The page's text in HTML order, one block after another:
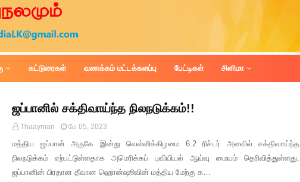
கட்டுரைகள் வணக்கம் மட்டக்களப்பு பேட்டிகள் சினிமா
ஜப்பானில் சக்திவாய்ந்த நிலநடுக்கம்!!
Thaayman மே 05, 2023
மத்திய ஜப்பான் அருகே இன்று வெள்ளிக்கிழமை 6.2 ரிச்டர் அளவில் சக்திவாய்ந்த
நிலநடுக்கம் ஏற்பட்டுள்ளதாக அமெரிக்கப் புவியியல் ஆய்வு மையம் தெரிவித்துள்ளது.
ஜப்பானின் பிரதான தீவான ஹொன்ஷூவின் மத்திய மேற்கு க…